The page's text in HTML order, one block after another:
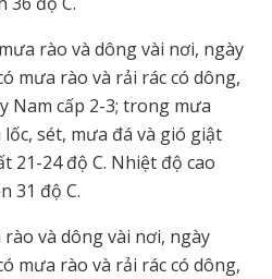
rào và dông vài nơi, ngày
mưa rào và rải rác có dông,
Nam cấp 2-3; trong mưa
sét, mưa đá và gió giật
21-24 độ C. Nhiệt độ cao
31 độ C.
và dông vài nơi, ngày
mưa rào và rải rác có dông,